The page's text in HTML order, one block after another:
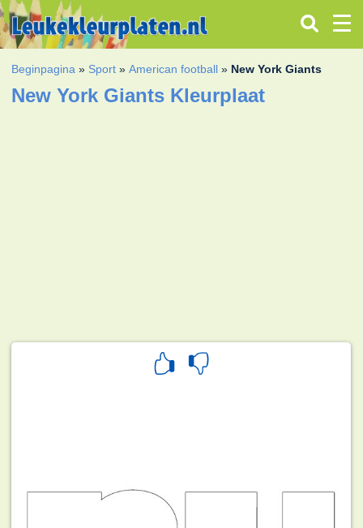
Beginpagina » Sport »American football » New York Giants
New York Giants Kleurplaat